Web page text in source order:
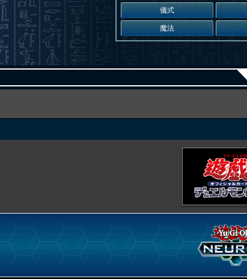
儀式
魔法